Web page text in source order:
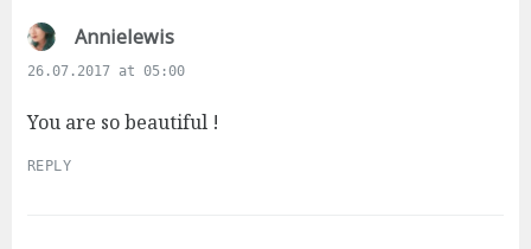
Annielewiss
a
s
26.07.2017 at 05:00
You are so beautiful !
REPLY